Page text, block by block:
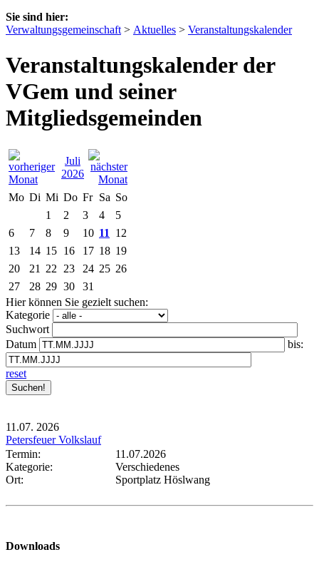
Sie sind hier:
Verwaltungsgemeinschaft > Aktuelles > Veranstaltungskalender
Veranstaltungskalender der
VGem und seiner
Mitgliedsgemeinden
Juli
2026
Mo Di Mi Do Fr Sa So
1
2 3 4
5
6
7 8 9 10 11
12
13
14 15 16 17 18 19
20
21 22 23 24 25 26
27
28 29 30
31
Hier können Sie gezielt suchen:
Kategorie
Suchwort
Datum
bis:
reset
11.07. 2026
Petersfeuer Volkslauf
Termin:
11.07.2026
Kategorie:
Verschiedenes
Ort:
Sportplatz Höslwang
Downloads